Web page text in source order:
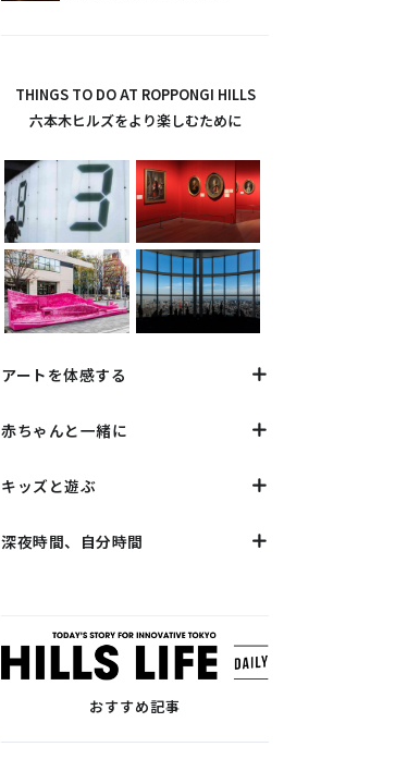
THINGS TO DO AT ROPPONGI HILLS
六本木ヒルズをより楽しむために
アートを体感する
赤ちゃんと一緒に
キッズと遊ぶ
深夜時間、自分時間
おすすめ記事